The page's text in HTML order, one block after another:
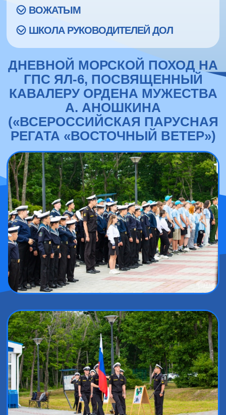
ВОЖАТЫМ
ШКОЛА РУКОВОДИТЕЛЕЙ ДОЛ
ДНЕВНОЙ МОРСКОЙ ПОХОД НА
ГПС ЯЛ-6, ПОСВЯЩЕННЫЙ
КАВАЛЕРУ ОРДЕНА МУЖЕСТВА
А. АНОШКИНА
(«ВСЕРОССИЙСКАЯ ПАРУСНАЯ
РЕГАТА «ВОСТОЧНЫЙ ВЕТЕР»)